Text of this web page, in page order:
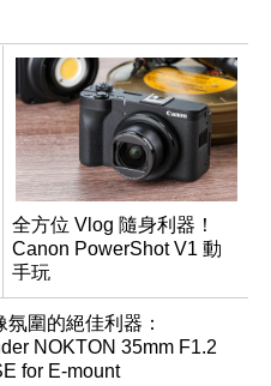
全方位 Vlog 隨身利器！
Canon PowerShot V1 動
手玩
氛圍的絕佳利器：
NOKTON 35mm F1.2
for E-mount